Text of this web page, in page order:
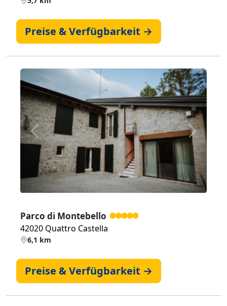
Preise & Verfügbarkeit →
Zurück Weiter
Parco di Montebello
42020 Quattro Castella
6,1 km
Preise & Verfügbarkeit →